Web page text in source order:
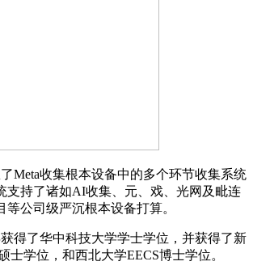
收集根本设备中的多个环节收集系统
支持了诸如AI收集、元、戏、光网及毗连
等公司级严沉根本设备打算。
了华中科技大学学士学位，并获得了新
士学位，和西北大学EECS博士学位。